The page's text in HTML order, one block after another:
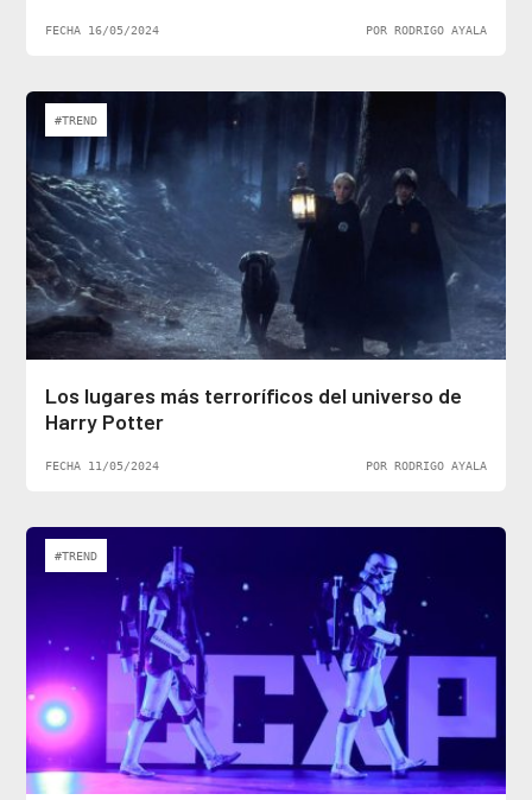
FECHA 16/05/2024 POR RODRIGO AYALA
#TREND
Los lugares más terroríficos del universo de
Harry Potter
FECHA 11/05/2024 POR RODRIGO AYALA
#TREND